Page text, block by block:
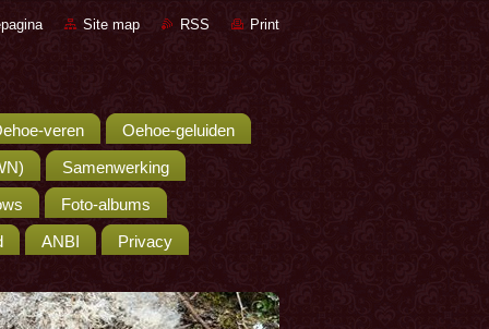
Site map RSS Print
veren Oehoe-geluiden
Samenwerking
Foto-albums
ANBI Privacy